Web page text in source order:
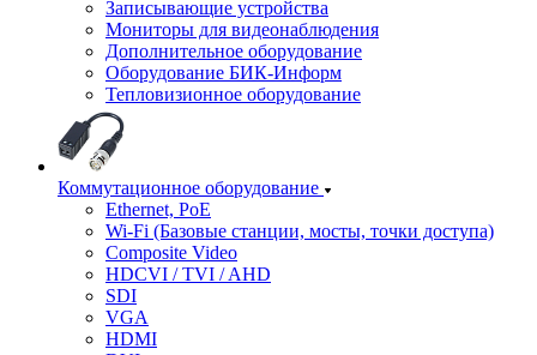
Записывающие устройства
Мониторы для видеонаблюдения
Дополнительное оборудование
Оборудование БИК-Информ
Тепловизионное оборудование
Коммутационное оборудование
Ethernet, PoE
Wi-Fi (Базовые станции, мосты, точки доступа)
Composite Video
HDCVI / TVI / AHD
SDI
VGA
HDMI